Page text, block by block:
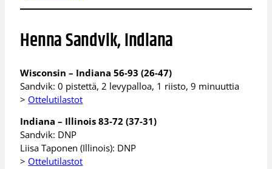
Henna Sandvik, Indiana
Wisconsin – Indiana 56-93 (26-47)
Sandvik: 0 pistettä, 2 levypalloa, 1 riisto, 9 minuuttia
> Ottelutilastot
Indiana – Illinois 83-72 (37-31)
Sandvik: DNP
Liisa Taponen (Illinois): DNP
> Ottelutilastot